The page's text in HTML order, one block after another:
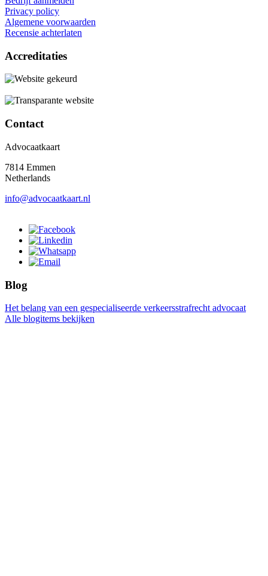
Privacy policy
Algemene voorwaarden
Recensie achterlaten
Accreditaties
Contact
Advocaatkaart
7814 Emmen
Netherlands
info@advocaatkaart.nl
Blog
Het belang van een gespecialiseerde verkeersstrafrecht advocaat
Alle blogitems bekijken